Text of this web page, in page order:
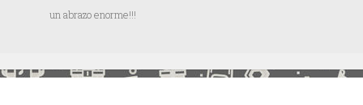
un abrazo enorme!!!